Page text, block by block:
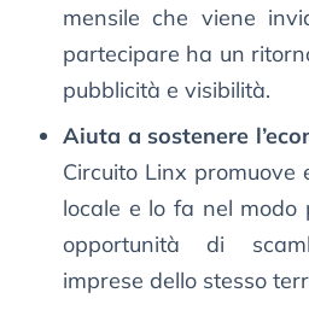
mensile che viene
partecipare ha un
pubblicità e visibilità.
Aiuta a sostenere
Circuito Linx promuove
locale e lo fa nel modo
opportunità di
imprese dello stesso